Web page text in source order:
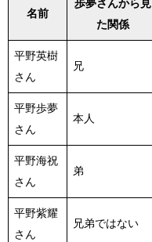
名前
歩夢さんから見
た関係
平野英樹
さん
兄
平野歩夢
さん
本人
平野海祝
さん
弟
平野紫耀
さん
兄弟ではない